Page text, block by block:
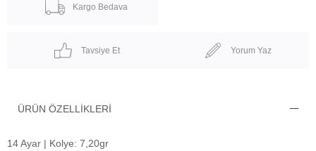
Kargo Bedava
Tavsiye Et Yorum Yaz
ÜRÜN ÖZELLIKLERI
14 Ayar | Kolye: 7,20gr